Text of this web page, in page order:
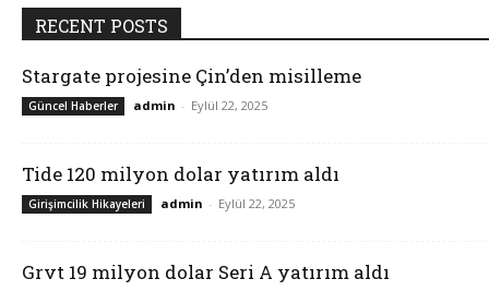
RECENT POSTS
Stargate projesine Çin’den misilleme
Güncel Haberler admin - Eylül 22, 2025
Tide 120 milyon dolar yatırım aldı
Girişimcilik Hikayeleri admin - Eylül 22, 2025
Grvt 19 milyon dolar Seri A yatırım aldı